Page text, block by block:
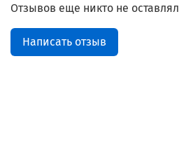
Отзывов еще никто не оставлял
Написать отзыв